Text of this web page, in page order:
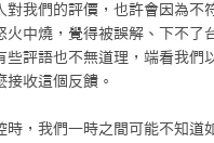
對我們的評價，也許會因為不
火中燒，覺得被誤解、下不了
些評語也不無道理，端看我們
接收這個反饋。
時，我們一時之間可能不知道